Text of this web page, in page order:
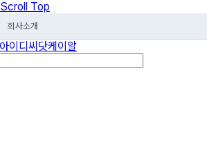
Scroll Top
회사소개